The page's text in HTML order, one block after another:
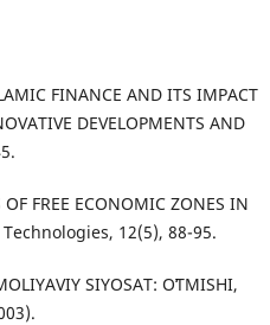
FINANCE AND ITS IMPACT
DEVELOPMENTS AND
FREE ECONOMIC ZONES IN
12(5), 88-95.
SIYOSAT: OʻTMISHI,